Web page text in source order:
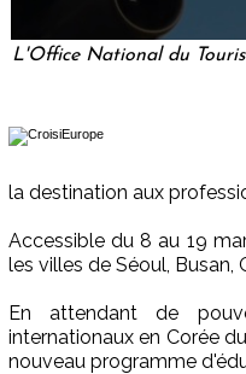
L'Office National du
la destination aux
Accessible du 8 au 19
les villes de Séoul, Busan,
En attendant de
internationaux en Corée
nouveau programme